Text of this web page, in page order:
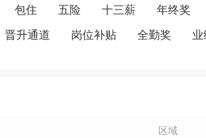
包住 五险 十三薪 年终奖
晋升通道 岗位补贴 全勤奖
区域